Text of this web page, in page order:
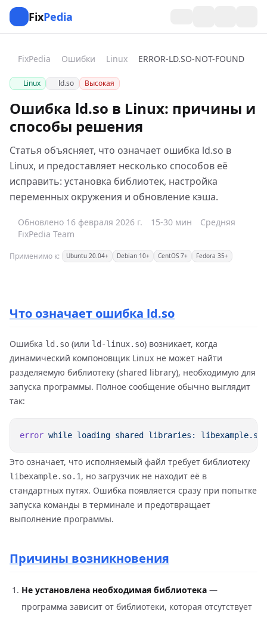
FixPedia
FixPedia Ошибки Linux ERROR-LD.SO-NOT-FOUND
Linux ld.so Высокая
Ошибка ld.so в Linux: причины и
способы решения
Статья объясняет, что означает ошибка ld.so в
Linux, и предоставляет несколько способов её
исправить: установка библиотек, настройка
переменных окружения и обновление кэша.
Обновлено 16 февраля 2026 г. 15-30 мин
Средняя
FixPedia Team
Применимо к: Ubuntu 20.04+ Debian 10+ CentOS 7+ Fedora 35+
Что означает ошибка ld.so
Ошибка ld.so (или ld-linux.so) возникает, когда
динамический компоновщик Linux не может найти
разделяемую библиотеку (shared library), необходимую для
запуска программы. Полное сообщение обычно выглядит
так:
error while loading shared libraries:
Это означает, что исполняемый файл требует библиотеку
libexample.so.1, но загрузчик не находит её в
стандартных путях. Ошибка появляется сразу при попытке
запуска команды в терминале и предотвращает
выполнение программы.
Причины возникновения
Не установлена необходимая библиотека —
программа зависит от библиотеки, которая отсутствует